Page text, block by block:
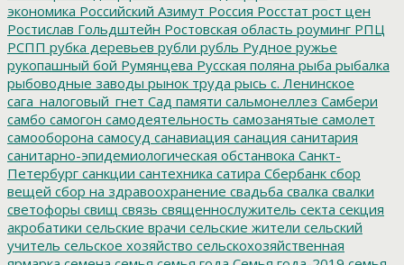
экономика Российский Азимут Россия Росстат рост цен
Ростислав Гольдштейн Ростовская область роуминг РПЦ
РСПП рубка деревьев рубли рубль Рудное ружье
рукопашный бой Румянцева Русская поляна рыба рыбалка
рыбоводные заводы рынок труда рысь с. Ленинское
сага_налоговый_гнет Сад памяти сальмонеллез Самбери
самбо самогон самодеятельность самозанятые самолет
самооборона самосуд санавиация санация санитария
санитарно-эпидемиологическая обстанвока Санкт-
Петербург санкции сантехника сатира Сбербанк сбор
вещей сбор на здравоохранение свадьба свалка свалки
светофоры свищ связь священнослужитель секта секция
акробатики сельские врачи сельские жители сельский
учитель сельское хозяйство сельскохозяйственная